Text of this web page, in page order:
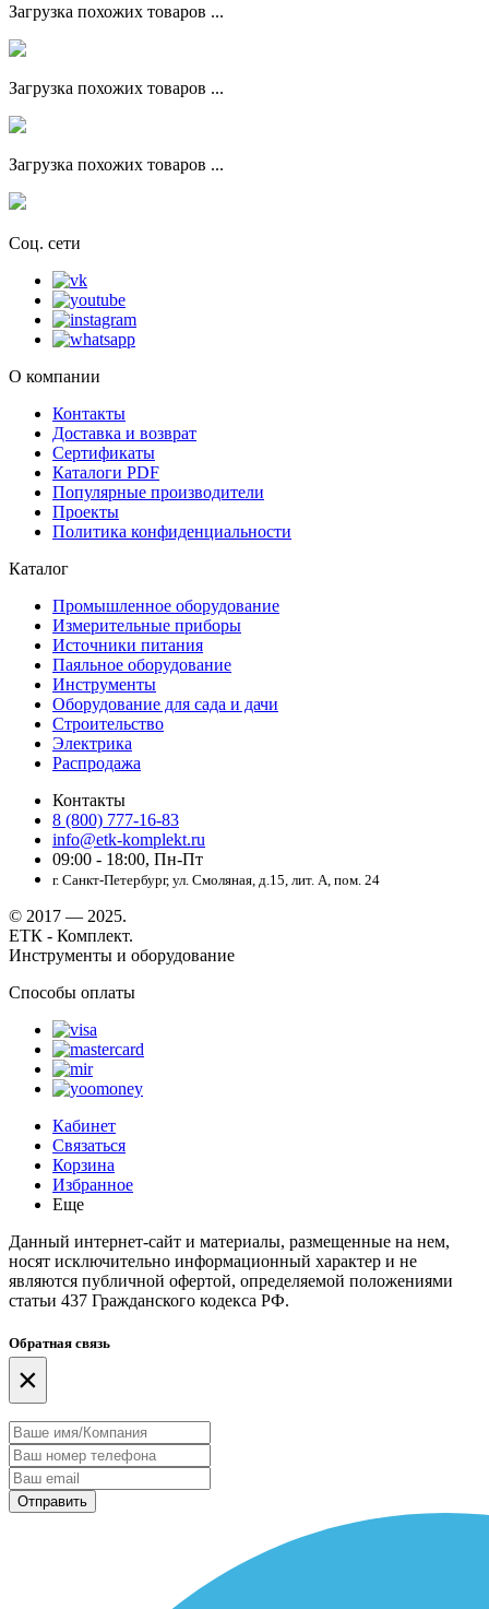
Загрузка похожих товаров ...
Загрузка похожих товаров ...
Загрузка похожих товаров ...
Соц. сети
О компании
Контакты
Доставка и возврат
Сертификаты
Каталоги PDF
Популярные производители
Проекты
Политика конфиденциальности
Каталог
Промышленное оборудование
Измерительные приборы
Источники питания
Паяльное оборудование
Инструменты
Оборудование для сада и дачи
Строительство
Электрика
Распродажа
Контакты
8 (800) 777-16-83
info@etk-komplekt.ru
09:00 - 18:00, Пн-Пт
г. Санкт-Петербург, ул. Смоляная, д.15, лит. А, пом. 24
© 2017 — 2025.
ЕТК - Комплект.
Инструменты и оборудование
Способы оплаты
Кабинет
Связаться
Корзина
Избранное
Еще
Данный интернет-сайт и материалы, размещенные на нем,
носят исключительно информационный характер и не
являются публичной офертой, определяемой положениями
статьи 437 Гражданского кодекса РФ.
Обратная связь
×
Отправить